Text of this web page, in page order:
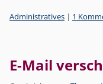
Kategorien:
Administratives | 1
E-Mail